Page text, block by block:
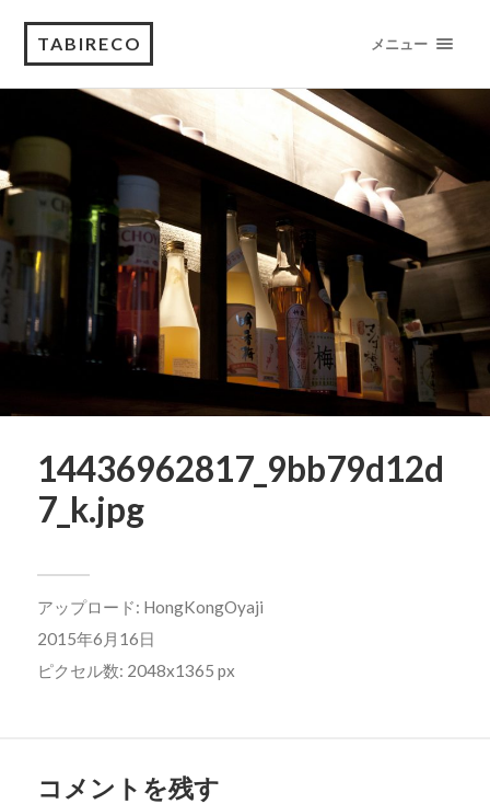
TABIRECO メニュー
14436962817_9bb79d12d
7_k.jpg
アップロード: HongKongOyaji
2015年6月16日
ピクセル数: 2048x1365 px
コメントを残す